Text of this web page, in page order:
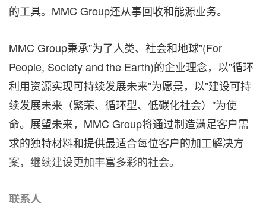
的工具。MMC Group还从事回收和能源业务。
MMC Group秉承"为了人类、社会和地球"(For
People, Society and the Earth)的企业理念，以"循环
利用资源实现可持续发展未来"为愿景，以"建设可持
续发展未来（繁荣、循环型、低碳化社会）"为使
命。展望未来，MMC Group将通过制造满足客户需
求的独特材料和提供最适合每位客户的加工解决方
案，继续建设更加丰富多彩的社会。
联系人